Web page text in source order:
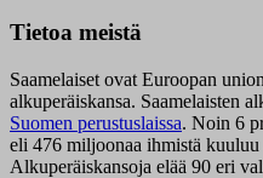
Tietoa meistä
Saamelaiset ovat Euroopan
alkuperäiskansa. Saamelaisten
Suomen perustuslaissa. Noin 6
eli 476 miljoonaa ihmistä
Alkuperäiskansoja elää 90 eri